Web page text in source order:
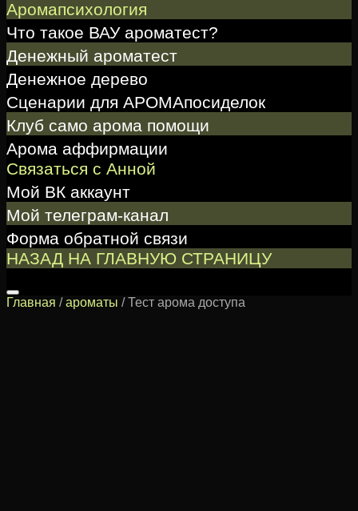
Аромапсихология
Что такое ВАУ ароматест?
Денежный ароматест
Денежное дерево
Сценарии для АРОМАпосиделок
Клуб само арома помощи
Арома аффирмации
Связаться с Анной
Мой ВК аккаунт
Мой телеграм-канал
Форма обратной связи
НАЗАД НА ГЛАВНУЮ СТРАНИЦУ
Главная /ароматы / Тест арома доступа